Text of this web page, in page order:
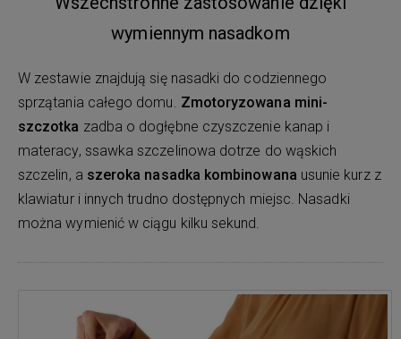
wymiennym nasadkom
W zestawie znajdują się nasadki do codziennego
sprzątania całego domu. Zmotoryzowana mini-
szczotka zadba o dogłębne czyszczenie kanap i
materacy, ssawka szczelinowa dotrze do wąskich
szczelin, a szeroka nasadka kombinowana usunie kurz z
klawiatur i innych trudno dostępnych miejsc. Nasadki
można wymienić w ciągu kilku sekund.